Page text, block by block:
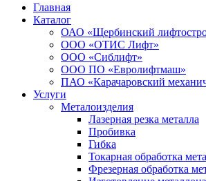
Главная
Каталог
ОАО «Щербинский
ООО «ОТИС Лифт»
ООО «Сиблифт»
ООО ПО «Евролифтмаш»
ПАО «Карачаровский
Услуги
Металоизделия
Лазерная резка металла
Пробивка
Гибка
Токарная обработка
Фрезерная обработка